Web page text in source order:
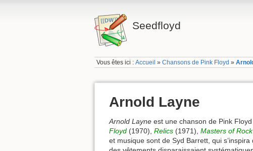
Seedfloyd
Vous êtes ici :Accueil »Chansons de Pink Floyd »
Arnold Layne
Arnold Layne est une chanson de Pink
Floyd (1970), Relics (1971), Masters of Rock
et musique sont de Syd Barrett, qui